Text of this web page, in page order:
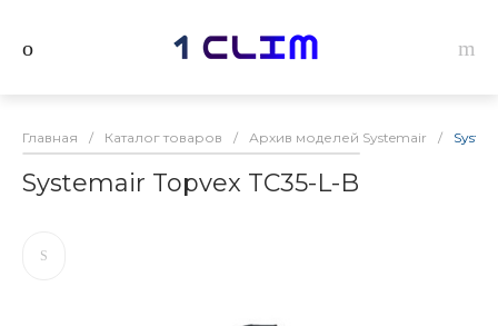
Главная / Каталог товаров / Архив моделей Systemair /
Systemair Topvex TC35-L-B